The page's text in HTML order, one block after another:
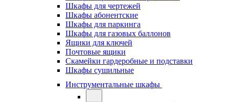
Шкафы для чертежей
Шкафы абонентские
Шкафы для паркинга
Шкафы для газовых баллонов
Ящики для ключей
Почтовые ящики
Скамейки гардеробные и подставки
Шкафы сушильные
Инструментальные шкафы